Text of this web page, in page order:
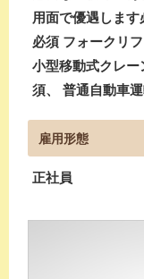
用面で優遇しま
必須 フォークリ
小型移動式クレ
須、 普通自動車
雇用形態
正社員